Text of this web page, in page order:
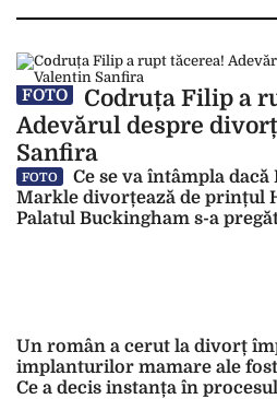
FOTO
Codruța Filip a
Adevărul despre
Sanfira
FOTO
Ce se va întâmpla dacă
Markle divorțează de prințul
Palatul Buckingham s-a
Un român a cerut la divorț
implanturilor mamare ale
Ce a decis instanța în